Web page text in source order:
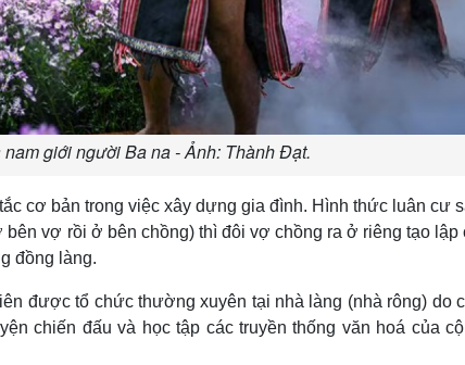
nam giới người Ba na - Ảnh: Thành Đạt.
cơ bản trong việc xây dựng gia đình. Hình thức luân c­ư
vợ rồi ở bên chồng) thì đôi vợ chồng ra ở riêng tạo lập
đồng làng.
đ­ược tổ chức thư­ờng xuyên tại nhà làng (nhà rông) do
chiến đấu và học tập các truyền thống văn hoá của